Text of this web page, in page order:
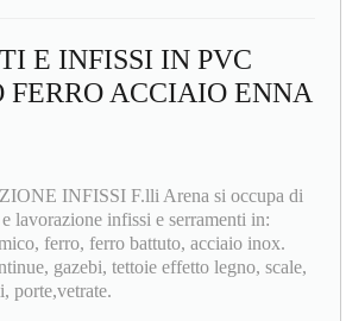
E INFISSI IN PVC
ACCIAIO ENNA
INFISSI F.lli Arena si occupa di
lavorazione infissi e serramenti in:
ferro, ferro battuto, acciaio inox.
gazebi, tettoie effetto legno, scale,
porte,vetrate.